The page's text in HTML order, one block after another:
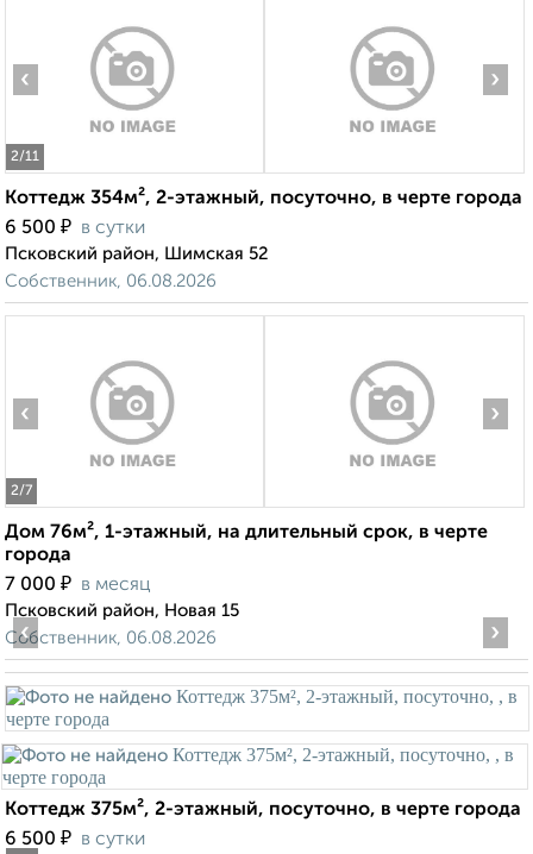
2/11
‹ ›
Коттедж 354м², 2-этажный, посуточно, в черте города
6 500 ₽ в сутки
Псковский район, Шимская 52
Собственник, 06.08.2026
2/7
‹ ›
Дом 76м², 1-этажный, на длительный срок, в черте
города
7 000 ₽ в месяц
Псковский район, Новая 15
Собственник, 06.08.2026
‹ ›
Коттедж 375м², 2-этажный, посуточно, в черте города
6 500 ₽ в сутки